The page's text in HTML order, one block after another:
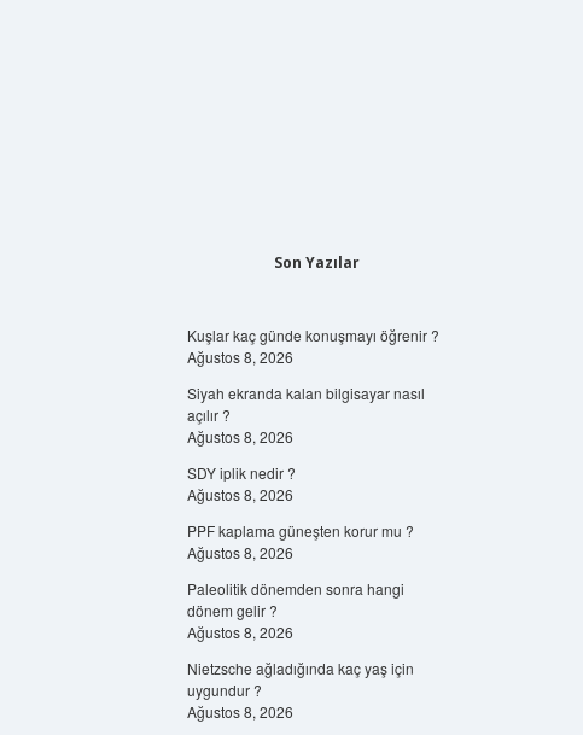
Son Yazılar
Kuşlar kaç günde konuşmayı öğrenir ?
Ağustos 8, 2026
Siyah ekranda kalan bilgisayar nasıl
açılır ?
Ağustos 8, 2026
SDY iplik nedir ?
Ağustos 8, 2026
PPF kaplama güneşten korur mu ?
Ağustos 8, 2026
Paleolitik dönemden sonra hangi
dönem gelir ?
Ağustos 8, 2026
Nietzsche ağladığında kaç yaş için
uygundur ?
Ağustos 8, 2026